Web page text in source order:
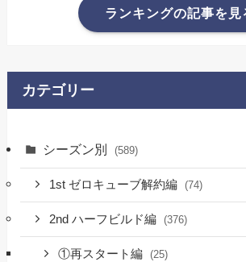
ランキングの記事を見
カテゴリー
シーズン別 (589)
1st ゼロキューブ解約編 (74)
2nd ハーフビルド編 (376)
①再スタート編 (25)